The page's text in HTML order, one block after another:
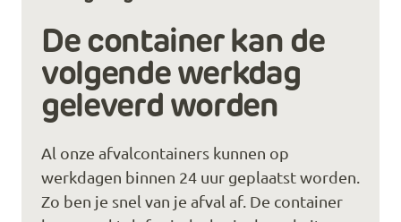
De container kan de
volgende werkdag
geleverd worden
Al onze afvalcontainers kunnen op
werkdagen binnen 24 uur geplaatst worden.
Zo ben je snel van je afval af. De container